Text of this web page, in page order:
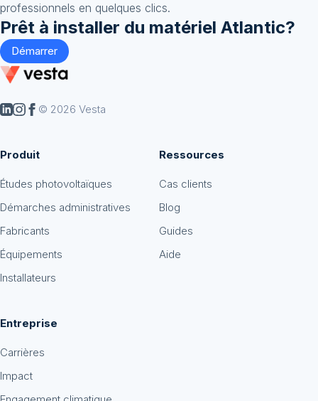
professionnels en quelques clics.
Prêt à installer du matériel Atlantic?
Démarrer
© 2026 Vesta
Produit
Études photovoltaïques
Démarches administratives
Fabricants
Équipements
Installateurs
Ressources
Cas clients
Blog
Guides
Aide
Entreprise
Carrières
Impact